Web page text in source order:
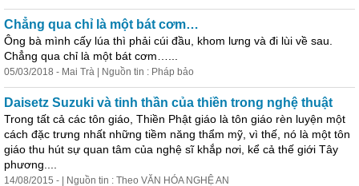
Chẳng qua chỉ là một bát cơm…
Ông bà mình cấy lúa thì phải cúi đầu, khom lưng và đi lùi về sau.
Chẳng qua chỉ là một bát cơm…...
05/03/2018 - Mai Trà | Nguồn tin : Pháp bảo
Daisetz Suzuki và tinh thần của thiền trong nghệ thuật
Trong tất cả các tôn giáo, Thiền Phật giáo là tôn giáo rèn luyện một
cách đặc trưng nhất những tiềm năng thẩm mỹ, vì thế, nó là một tôn
giáo thu hút sự quan tâm của nghệ sĩ khắp nơi, kể cả thế giới Tây
phương....
14/08/2015 - | Nguồn tin : Theo VĂN HÓA NGHỆ AN